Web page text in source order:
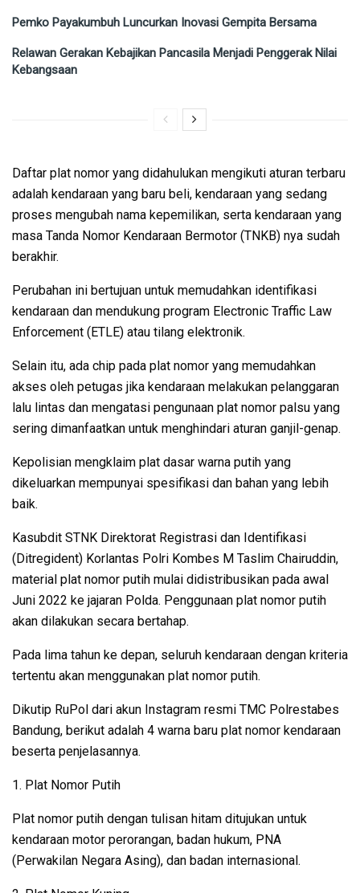
Pemko Payakumbuh Luncurkan Inovasi Gempita Bersama
Relawan Gerakan Kebajikan Pancasila Menjadi Penggerak Nilai
Kebangsaan
Daftar plat nomor yang didahulukan mengikuti aturan terbaru
adalah kendaraan yang baru beli, kendaraan yang sedang
proses mengubah nama kepemilikan, serta kendaraan yang
masa Tanda Nomor Kendaraan Bermotor (TNKB) nya sudah
berakhir.
Perubahan ini bertujuan untuk memudahkan identifikasi
kendaraan dan mendukung program Electronic Traffic Law
Enforcement (ETLE) atau tilang elektronik.
Selain itu, ada chip pada plat nomor yang memudahkan
akses oleh petugas jika kendaraan melakukan pelanggaran
lalu lintas dan mengatasi pengunaan plat nomor palsu yang
sering dimanfaatkan untuk menghindari aturan ganjil-genap.
Kepolisian mengklaim plat dasar warna putih yang
dikeluarkan mempunyai spesifikasi dan bahan yang lebih
baik.
Kasubdit STNK Direktorat Registrasi dan Identifikasi
(Ditregident) Korlantas Polri Kombes M Taslim Chairuddin,
material plat nomor putih mulai didistribusikan pada awal
Juni 2022 ke jajaran Polda. Penggunaan plat nomor putih
akan dilakukan secara bertahap.
Pada lima tahun ke depan, seluruh kendaraan dengan kriteria
tertentu akan menggunakan plat nomor putih.
Dikutip RuPol dari akun Instagram resmi TMC Polrestabes
Bandung, berikut adalah 4 warna baru plat nomor kendaraan
beserta penjelasannya.
1. Plat Nomor Putih
Plat nomor putih dengan tulisan hitam ditujukan untuk
kendaraan motor perorangan, badan hukum, PNA
(Perwakilan Negara Asing), dan badan internasional.